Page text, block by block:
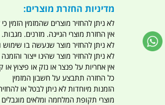
מדיניות החזרת מוצרים:
לא ניתן להחזיר מוצרים שהמזמין
אין החזרת מוצרי הגיינה. מזרנים.
לא ניתן להחזיר מוצר שנעשה בו שימוש
לא ניתן להחזיר מוצר שהינו ייצור
אין אחריות על פנצר או נזק או פיצוץ או
כל החזרה תתבצע על חשבון המזמין
הזמנות מיוחדות לא ניתן לבטל או
מוצרי תקופת המלחמה ומלאים מוגבלים